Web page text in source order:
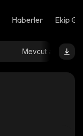
Haberler Ekip
Mevcut arz